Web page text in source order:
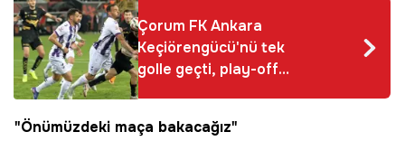
Çorum FK Ankara
Keçiörengücü'nü tek
golle geçti, play-off
ikinci turuna yükseldi
"Önümüzdeki maça bakacağız"